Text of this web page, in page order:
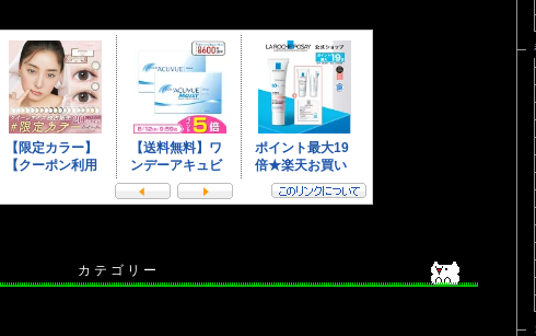
カ テ ゴ リ ー